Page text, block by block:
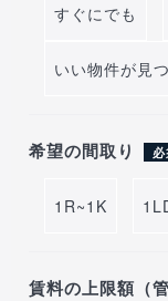
すぐにでも
いい物件が見
希望の間取り 必
1R~1K
賃料の上限額（